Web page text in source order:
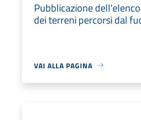
Pubblicazione
dei terreni percorsi dal
VAI ALLA PAGINA